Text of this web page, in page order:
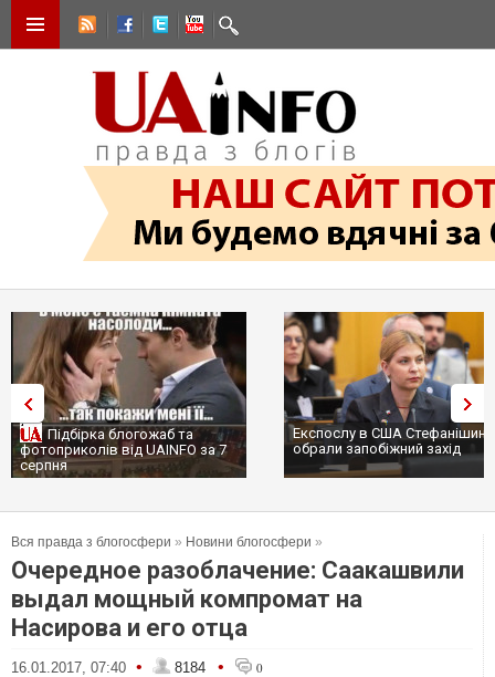
Підбірка блогожаб та
фотоприколів від UAINFO за 7
серпня
Експослу в США
обрали запобіжний захід
Вся правда з блогосфери » Новини блогосфери »
Очередное разоблачение: Саакашвили
выдал мощный компромат на
Насирова и его отца
16.01.2017, 07:40 • 8184 • 0